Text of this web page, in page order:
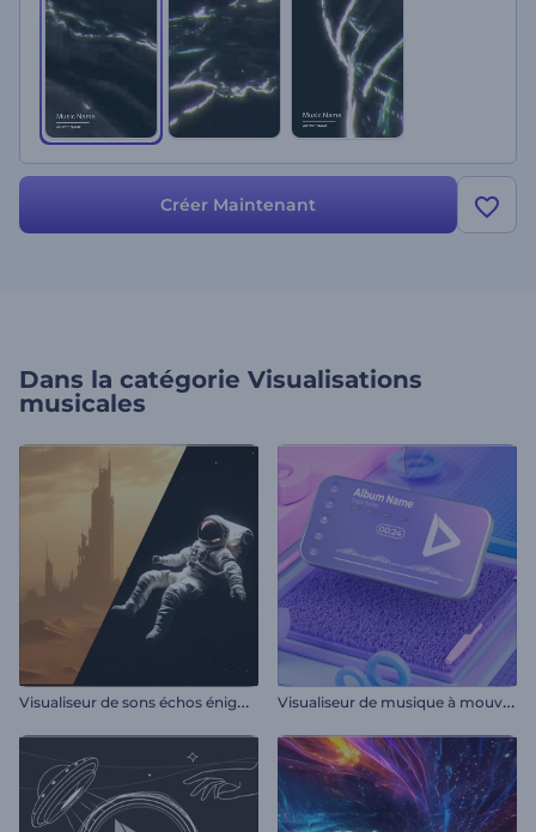
Créer Maintenant
Dans la catégorie Visualisations
musicales
V
isualiseur de sons échos énigmatiques V
isualiseur de musique à mouvement cinétique